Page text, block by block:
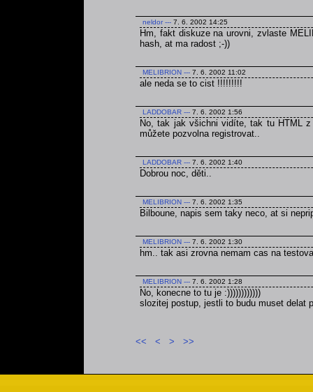
neldor --- 7. 6. 2002 14:25
Hm, fakt diskuze na urovni, zvlaste
hash, at ma radost ;-))
MELIBRION --- 7. 6. 2002 11:02
ale neda se to cist !!!!!!!!!
LADDOBAR --- 7. 6. 2002 1:56
No, tak jak všichni vidíte, tak tu HTML
můžete pozvolna registrovat..
LADDOBAR --- 7. 6. 2002 1:40
Dobrou noc, děti..
MELIBRION --- 7. 6. 2002 1:35
Bilboune, napis sem taky neco, at si
MELIBRION --- 7. 6. 2002 1:30
hm.. tak asi zrovna nemam cas na
MELIBRION --- 7. 6. 2002 1:28
No, konecne to tu je :))))))))))))
slozitej postup, jestli to budu muset delat
<< < > >>